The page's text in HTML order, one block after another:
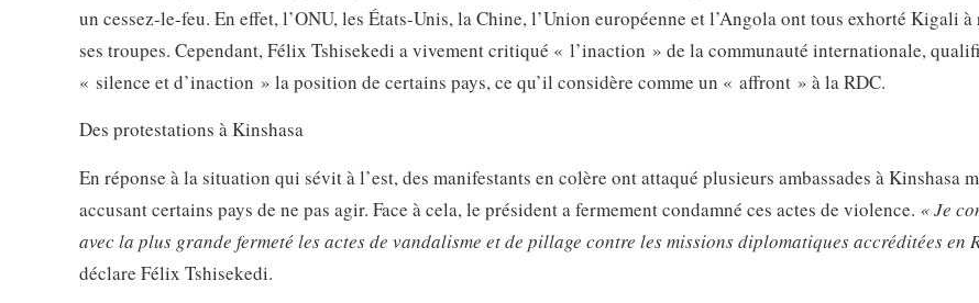
un cessez-le-feu. En effet, l’ONU, les États-Unis, la Chine, l’Union européenne et l’Angola ont tous exhorté Kigali
ses troupes. Cependant, Félix Tshisekedi a vivement critiqué « l’inaction » de la communauté internationale,
« silence et d’inaction » la position de certains pays, ce qu’il considère comme un « affront » à la RDC.
Des protestations à Kinshasa
En réponse à la situation qui sévit à l’est, des manifestants en colère ont attaqué plusieurs ambassades à Kinshasa
accusant certains pays de ne pas agir. Face à cela, le président a fermement condamné ces actes de violence. « Je
avec la plus grande fermeté les actes de vandalisme et de pillage contre les missions diplomatiques accréditées en
déclare Félix Tshisekedi.